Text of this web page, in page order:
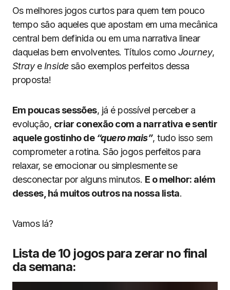
Os melhores jogos curtos para quem tem pouco
tempo são aqueles que apostam em uma mecânica
central bem definida ou em uma narrativa linear
daquelas bem envolventes. Títulos como Journey,
Straye Insidesão exemplos perfeitos dessa
proposta!
Em poucas sessões, já é possível perceber a
evolução, criar conexão com a narrativa e sentir
aquele gostinho de “quero mais”, tudo isso sem
comprometer a rotina. São jogos perfeitos para
relaxar, se emocionar ou simplesmente se
desconectar por alguns minutos. E o melhor: além
desses, há muitos outros na nossa lista.
Vamos lá?
Lista de 10 jogos para zerar no final
da semana: